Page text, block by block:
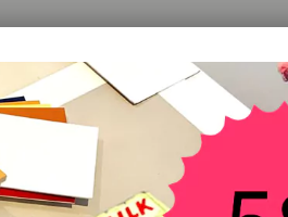
/ Ring Granelli 18K Gelbgold